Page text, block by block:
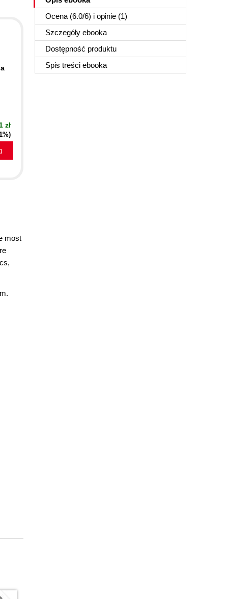
Ocena (6.0/6) i opinie (1)
Szczegóły ebooka
Dostępność produktu
Spis treści ebooka
zł
most